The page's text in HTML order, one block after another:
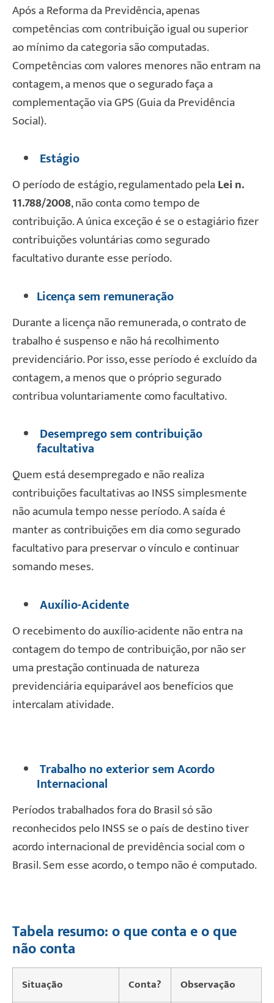
Após a Reforma da Previdência, apenas
competências com contribuição igual ou superior
ao mínimo da categoria são computadas.
Competências com valores menores não entram na
contagem, a menos que o segurado faça a
complementação via GPS (Guia da Previdência
Social).
Estágio
O período de estágio, regulamentado pelaLei n.º
11.788/2008, não conta como tempo de
contribuição. A única exceção é se o estagiário fizer
contribuições voluntárias como segurado
facultativo durante esse período.
Licença sem remuneração
Durante a licença não remunerada, o contrato de
trabalho é suspenso e não há recolhimento
previdenciário. Por isso, esse período é excluído da
contagem, a menos que o próprio segurado
contribua voluntariamente como facultativo.
Desemprego sem contribuição
facultativa
Quem está desempregado e não realiza
contribuições facultativas ao INSS simplesmente
não acumula tempo nesse período. A saída é
manter as contribuições em dia como segurado
facultativo para preservar o vínculo e continuar
somando meses.
Auxílio-Acidente
O recebimento do auxílio-acidente não entra na
contagem do tempo de contribuição, por não ser
uma prestação continuada de natureza
previdenciária equiparável aos benefícios que
intercalam atividade.
Trabalho no exterior sem Acordo
Internacional
Períodos trabalhados fora do Brasil só são
reconhecidos pelo INSS se o país de destino tiver
acordo internacional de previdência social com o
Brasil. Sem esse acordo, o tempo não é computado.
Tabela resumo: o que conta e o que
não conta
Situação Conta? Observação